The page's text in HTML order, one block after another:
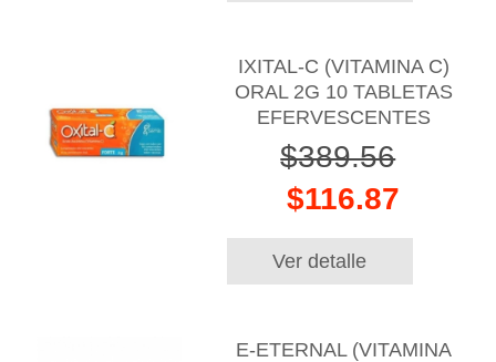
IXITAL-C (VITAMINA C)
ORAL 2G 10 TABLETAS
EFERVESCENTES
$389.56
$116.87
Ver detalle
E-ETERNAL (VITAMINA